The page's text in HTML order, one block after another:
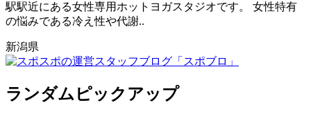
駅駅近にある女性専用ホットヨガスタジオです。 女性特有
の悩みである冷え性や代謝..
新潟県
ランダムピックアップ